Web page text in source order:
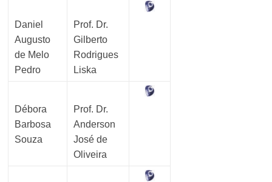
Daniel
Augusto
de Melo
Pedro
Prof. Dr.
Gilberto
Rodrigues
Liska
Débora
Barbosa
Souza
Prof. Dr.
Anderson
José de
Oliveira